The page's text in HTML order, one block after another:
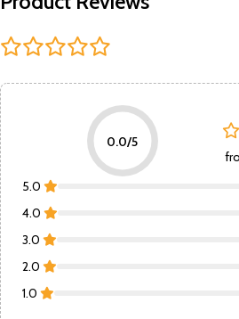
0.0/5
5.0
4.0
3.0
2.0
1.0